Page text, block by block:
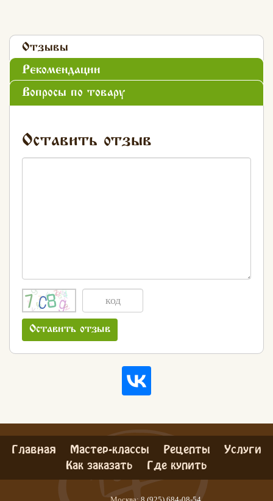
Отзывы
Рекомендации
Вопросы по товару
Оставить отзыв
Оставить отзыв
Главная Мастер-классы Рецепты Услуги
Как заказать Где купить